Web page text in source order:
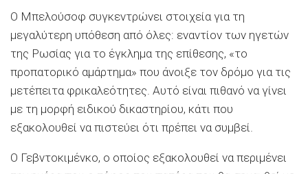
Ο Μπελούσοφ συγκεντρώνει στοιχεία για τη
μεγαλύτερη υπόθεση από όλες: εναντίον των ηγετών
της Ρωσίας για το έγκλημα της επίθεσης, «το
προπατορικό αμάρτημα» που άνοιξε τον δρόμο για τις
μετέπειτα φρικαλεότητες. Αυτό είναι πιθανό να γίνει
με τη μορφή ειδικού δικαστηρίου, κάτι που
εξακολουθεί να πιστεύει ότι πρέπει να συμβεί.
Ο Γεβντοκιμένκο, ο οποίος εξακολουθεί να περιμένει